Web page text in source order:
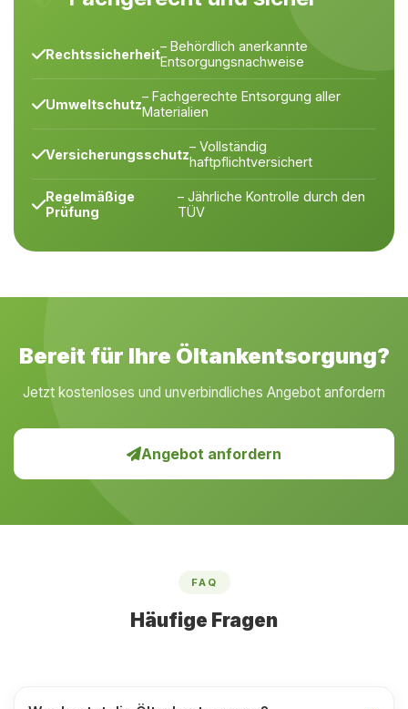
Rechtssicherheit– Behördlich anerkannte
Entsorgungsnachweise
Umweltschutz– Fachgerechte Entsorgung aller
Materialien
Versicherungsschutz– Vollständig
haftpflichtversichert
Regelmäßige
Prüfung
– Jährliche Kontrolle durch den
TÜV
Bereit für Ihre Öltankentsorgung?
Jetzt kostenloses und unverbindliches Angebot anfordern
Angebot anfordern
FAQ
Häufige Fragen